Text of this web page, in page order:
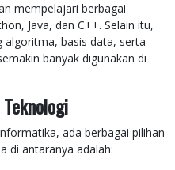
mempelajari berbagai
Java, dan C++. Selain itu,
basis data, serta
banyak digunakan di
ada berbagai pilihan
di antaranya adalah: